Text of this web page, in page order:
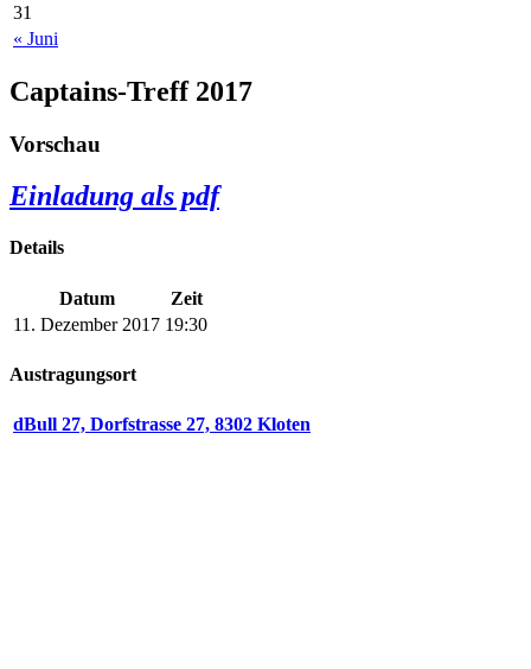
« Juni
31
Captains-Treff 2017
Vorschau
Einladung als pdf
Details
Datum
Zeit
11. Dezember 2017 19:30
Austragungsort
dBull 27, Dorfstrasse 27, 8302 Kloten